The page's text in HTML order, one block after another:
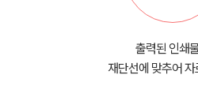
출력된 인쇄
재단선에 맞추어